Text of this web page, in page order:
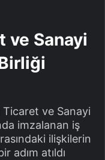
ve Sanayi
ve Sanayi
imzalanan iş
ilişkilerin
adım atıldı